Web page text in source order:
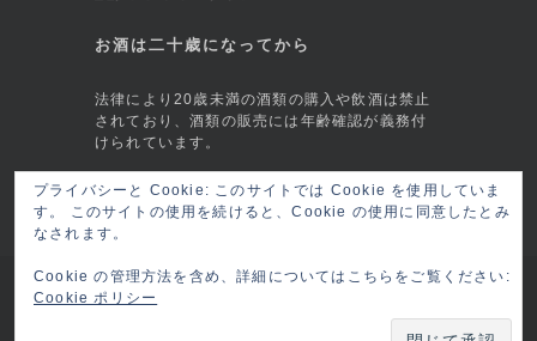
お酒は二十歳になってから
法律により20歳未満の酒類の購入や飲酒は禁止
されており、酒類の販売には年齢確認が義務付
けられています。
This site is protected by reCAPTCHA and
the GooglePrivacy PolicyandTerms of
Service
Copyright © 2026 六本木 BAR莨樽(ロウタル/
ロータル) RO-TARU Roppongi, Tokyo
プライバシーと Cookie: このサイトでは Cookie を使用していま
す。 このサイトの使用を続けると、Cookie の使用に同意したとみ
なされます。
Cookie の管理方法を含め、詳細についてはこちらをご覧ください:
Cookie ポリシー